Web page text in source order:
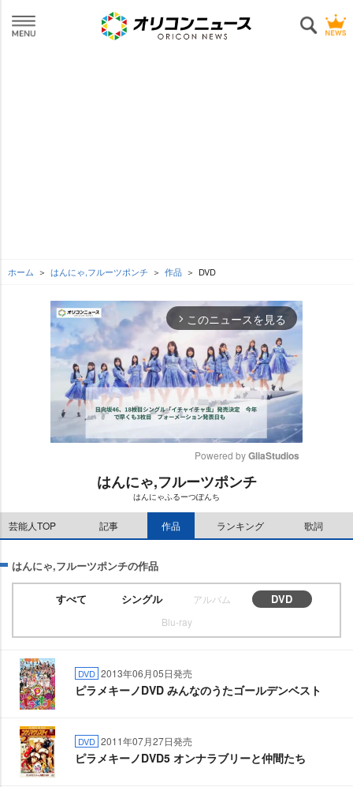
ホーム はんにゃ,フルーツポンチ 作品 DVD
arrow_forward_ios このニュースを見る
M
e
Powered by GliaStudios
はんにゃ,フルーツポンチ
はんにゃふるーつぽんち
芸能人TOP 記事 作品 ランキング 歌詞
はんにゃ,フルーツポンチの作品
すべて シングル アルバム DVD
Blu-ray
DVD 2013年06月05日発売
ピラメキーノDVD みんなのうたゴールデンベスト
DVD 2011年07月27日発売
ピラメキーノDVD5 オンナラブリーと仲間たち